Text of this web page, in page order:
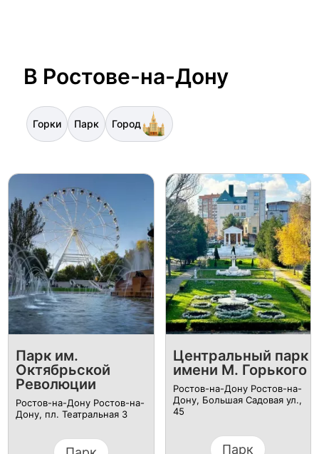
В Ростове-на-Дону
Горки Парк Город
Парк им.
Октябрьской
Революции
Ростов-на-Дону Ростов-на-
Дону, пл. Театральная 3
Центральный парк
имени М. Горького
Ростов-на-Дону Ростов-на-
Дону, Большая Садовая ул.,
45
Парк